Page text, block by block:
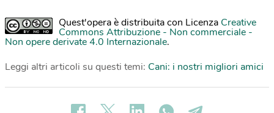
Quest'opera è distribuita con Licenza Creative
Commons Attribuzione - Non commerciale -
Non opere derivate 4.0 Internazionale.
Leggi altri articoli su questi temi: Cani: i nostri migliori amici